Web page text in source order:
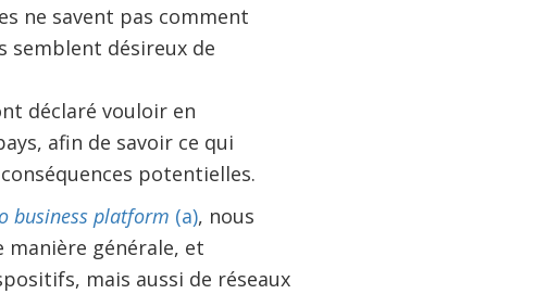
ne savent pas comment
semblent désireux de
déclaré vouloir en
afin de savoir ce qui
potentielles.
business platform (a), nous
manière générale, et
mais aussi de réseaux